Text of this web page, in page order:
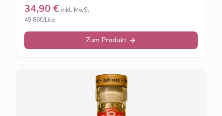
34,90€ inkl. MwSt
49,86€/Liter
Zum Produkt